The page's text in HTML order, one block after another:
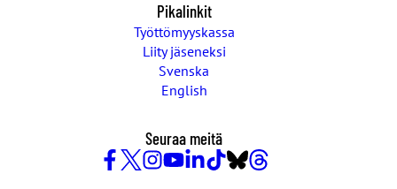
Pikalinkit
Työttömyyskassa
Liity jäseneksi
Svenska
English
Seuraa meitä